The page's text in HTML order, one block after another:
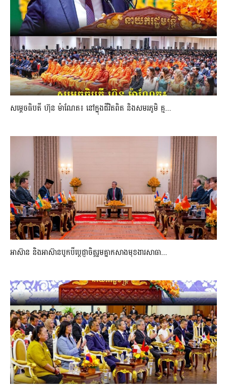
សម្តេចធិបតី ហ៊ុន ម៉ាណែត៖ នៅក្នុងជីវិតពិត និងសមរភូមិ គ្ម...
អាស៊ាន និងអាស៊ានបូកបីប្តេជ្ញាចិត្តរួមគ្នាកសាងមុខងារសាធា...